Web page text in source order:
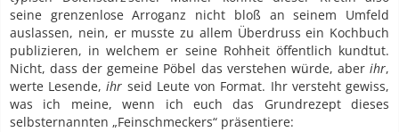
seine grenzenlose Arroganz nicht bloß an seinem Umfeld
auslassen, nein, er musste zu allem Überdruss ein Kochbuch
publizieren, in welchem er seine Rohheit öffentlich kundtut.
Nicht, dass der gemeine Pöbel das verstehen würde, aber ihr,
werte Lesende,ihr seid Leute von Format. Ihr versteht gewiss,
was ich meine, wenn ich euch das Grundrezept dieses
selbsternannten „Feinschmeckers“ präsentiere: